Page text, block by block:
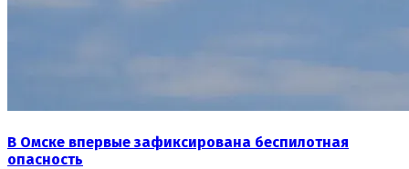
В Омске впервые зафиксирована беспилотная
опасность